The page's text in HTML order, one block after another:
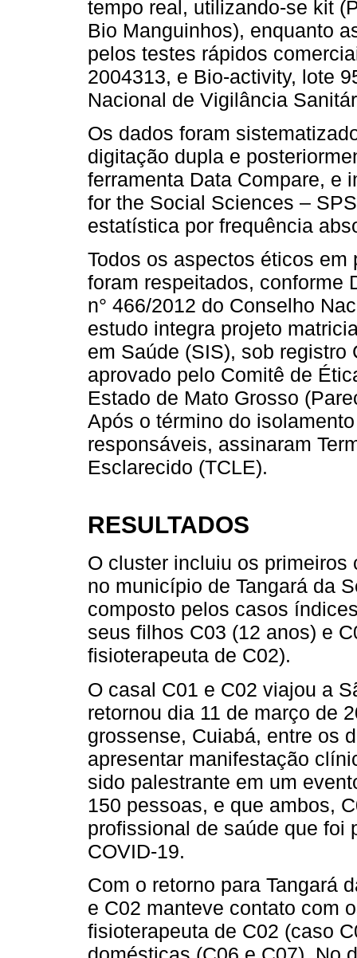
tempo real, utilizando-se kit
Bio Manguinhos), enquanto
pelos testes rápidos
2004313, e Bio-activity, lote
Nacional de Vigilância
Os dados foram
digitação dupla e
ferramenta Data Compare, e
for the Social Sciences –
estatística por frequência
Todos os aspectos éticos
foram respeitados, conforme
n° 466/2012 do Conselho
estudo integra projeto
em Saúde (SIS), sob registro
aprovado pelo Comitê de
Estado de Mato Grosso
Após o término do
responsáveis, assinaram
Esclarecido (TCLE).
RESULTADOS
O cluster incluiu os
no município de Tangará da
composto pelos casos
seus filhos C03 (12 anos) e
fisioterapeuta de C02).
O casal C01 e C02 viajou a
retornou dia 11 de março de
grossense, Cuiabá, entre os
apresentar manifestação
sido palestrante em um
150 pessoas, e que ambos,
profissional de saúde que foi
COVID-19.
Com o retorno para Tangará
e C02 manteve contato com
fisioterapeuta de C02 (caso